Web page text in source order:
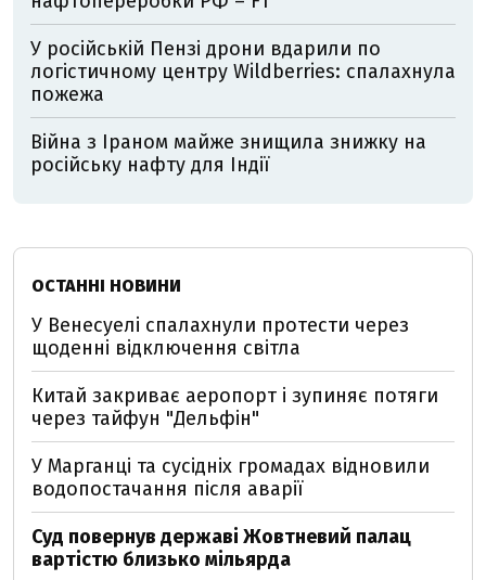
У російській Пензі дрони вдарили по
логістичному центру Wildberries: спалахнула
пожежа
Війна з Іраном майже знищила знижку на
російську нафту для Індії
ОСТАННІ НОВИНИ
У Венесуелі спалахнули протести через
щоденні відключення світла
Китай закриває аеропорт і зупиняє потяги
через тайфун "Дельфін"
У Марганці та сусідніх громадах відновили
водопостачання після аварії
Суд повернув державі Жовтневий палац
вартістю близько мільярда